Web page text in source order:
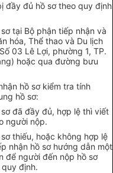
đầy đủ hồ sơ theo quy định
tại Bộ phận tiếp nhận và
hóa, Thể thao và Du lịch
03 Lê Lợi, phường 1, TP.
hoặc qua đường bưu
hồ sơ kiểm tra tính
hồ sơ:
đã đầy đủ, hợp lệ thì viết
người nộp.
thiếu, hoặc không hợp lệ
nhận hồ sơ hướng dẫn một
để người đến nộp hồ sơ
định.